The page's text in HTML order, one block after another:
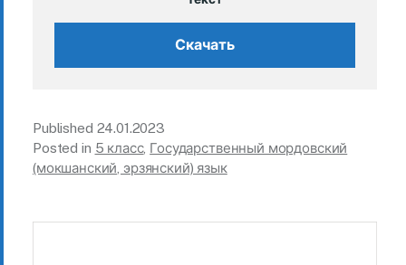
Скачать
Published 24.01.2023
Posted in 5 класс, Государственный мордовский
(мокшанский, эрзянский) язык